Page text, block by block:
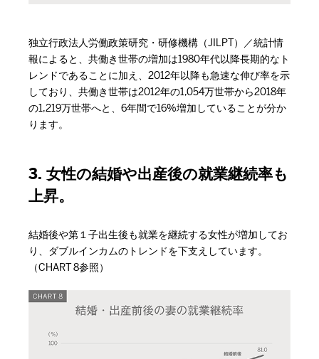
独立行政法人労働政策研究・研修機構（JILPT）／統計情
報によると、共働き世帯の増加は1980年代以降長期的なト
レンドであることに加え、2012年以降も急速な伸び率を示
しており、共働き世帯は2012年の1,054万世帯から2018年
の1,219万世帯へと、6年間で16%増加していることが分か
ります。
3. 女性の結婚や出産後の就業継続率も
上昇。
結婚後や第１子出生後も就業を継続する女性が増加してお
り、ダブルインカムのトレンドを下支えしています。
（CHART 8参照）